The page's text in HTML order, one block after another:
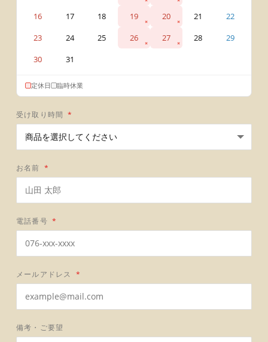
16
17 18 19 20 21
22
23
24 25 26 27 28
29
30
31
定休日 臨時休業
受け取り時間 *
お名前 *
電話番号 *
メールアドレス *
備考・ご要望